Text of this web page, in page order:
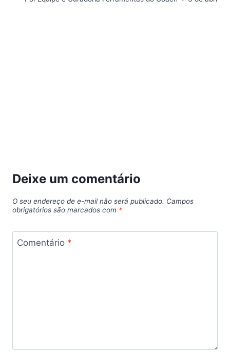
Deixe um comentário
O seu endereço de e-mail não será publicado. Campos
obrigatórios são marcados com *
Comentário *